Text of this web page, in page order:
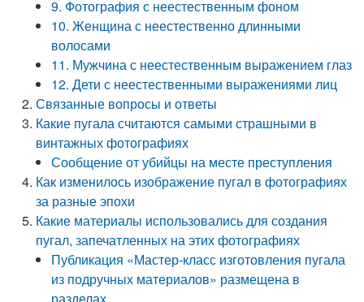
9. Фотография с неестественным фоном
10. Женщина с неестественно длинными
волосами
11. Мужчина с неестественным выражением глаз
12. Дети с неестественными выражениями лиц
Связанные вопросы и ответы
Какие пугала считаются самыми страшными в
винтажных фотографиях
Сообщение от убийцы на месте преступления
Как изменилось изображение пугал в фотографиях
за разные эпохи
Какие материалы использовались для создания
пугал, запечатленных на этих фотографиях
Публикация «Мастер-класс изготовления пугала
из подручных материалов» размещена в